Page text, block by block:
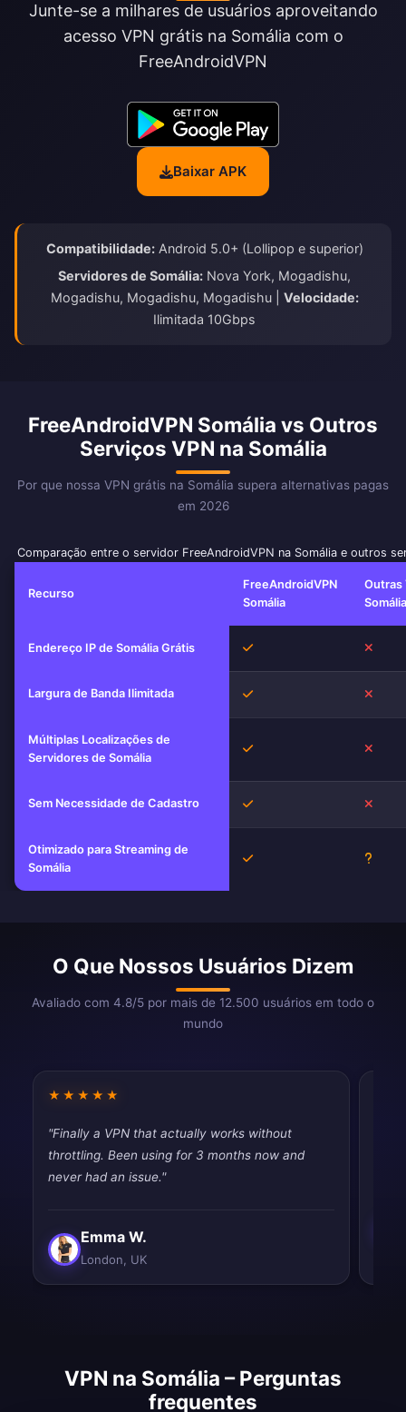
Junte-se a milhares de usuários aproveitando
acesso VPN grátis na Somália com o
FreeAndroidVPN
Baixar APK
Compatibilidade:Android 5.0+ (Lollipop e superior)
Servidores de Somália: Nova York, Mogadishu,
Mogadishu, Mogadishu, Mogadishu | Velocidade:
Ilimitada 10Gbps
FreeAndroidVPN Somália vs Outros
Serviços VPN na Somália
Por que nossa VPN grátis na Somália supera alternativas pagas
em 2026
Comparação entre o servidor FreeAndroidVPN na Somália e outros
Recurso
FreeAndroidVPN
Somália
Outras
Somália
Endereço IP de Somália Grátis Sim
Largura de Banda Ilimitada Sim
Múltiplas Localizações de
Servidores de Somália
Sim
Sem Necessidade de Cadastro Sim
Otimizado para Streaming de
Somália
Sim
O Que Nossos Usuários Dizem
Avaliado com 4.8/5 por mais de 12.500 usuários em todo o
mundo
★★★★★
"Finally a VPN that actually works without
throttling. Been using for 3 months now and
never had an issue."
Emma W.
London, UK
VPN na Somália – Perguntas
frequentes